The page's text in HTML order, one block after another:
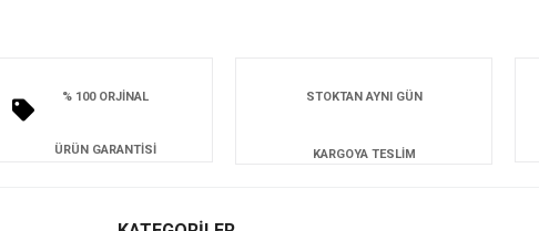
% 100 ORJİNAL
ÜRÜN GARANTİSİ
STOKTAN AYNI GÜN
KARGOYA TESLİM